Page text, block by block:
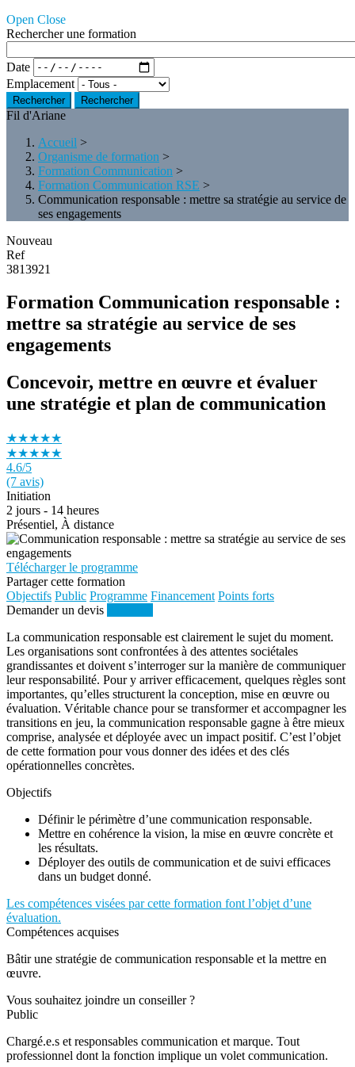
Open Close
Rechercher une formation
Date
Emplacement
Rechercher
Fil d'Ariane
Accueil >
Organisme de formation >
Formation Communication >
Formation Communication RSE >
Communication responsable : mettre sa stratégie au service de
ses engagements
Nouveau
Ref
3813921
Formation Communication responsable :
mettre sa stratégie au service de ses
engagements
Concevoir, mettre en œuvre et évaluer
une stratégie et plan de communication
★★★★★
★★★★★
4.6/5
(7 avis)
Initiation
2 jours - 14 heures
Présentiel, À distance
Télécharger le programme
Partager cette formation
Objectifs Public Programme Financement Points forts
Demander un devis
La communication responsable est clairement le sujet du moment.
Les organisations sont confrontées à des attentes sociétales
grandissantes et doivent s’interroger sur la manière de communiquer
leur responsabilité. Pour y arriver efficacement, quelques règles sont
importantes, qu’elles structurent la conception, mise en œuvre ou
évaluation. Véritable chance pour se transformer et accompagner les
transitions en jeu, la communication responsable gagne à être mieux
comprise, analysée et déployée avec un impact positif. C’est l’objet
de cette formation pour vous donner des idées et des clés
opérationnelles concrètes.
Objectifs
Définir le périmètre d’une communication responsable.
Mettre en cohérence la vision, la mise en œuvre concrète et
les résultats.
Déployer des outils de communication et de suivi efficaces
dans un budget donné.
Les compétences visées par cette formation font l’objet d’une
évaluation.
Compétences acquises
Bâtir une stratégie de communication responsable et la mettre en
œuvre.
Vous souhaitez joindre un conseiller ?
Public
Chargé.e.s et responsables communication et marque. Tout
professionnel dont la fonction implique un volet communication.